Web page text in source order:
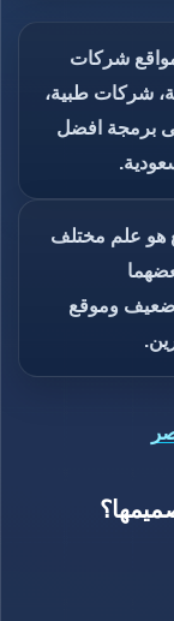
شركات
شركات طبية،
برمجة افضل
هو علم مختلف
ضعيف وموقع